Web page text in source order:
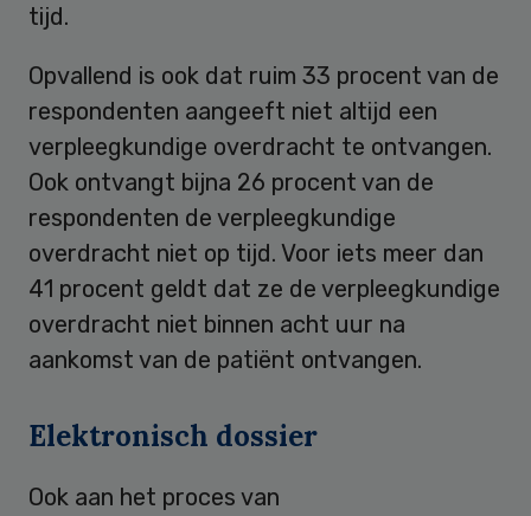
tijd.
Opvallend is ook dat ruim 33 procent van de
respondenten aangeeft niet altijd een
verpleegkundige overdracht te ontvangen.
Ook ontvangt bijna 26 procent van de
respondenten de verpleegkundige
overdracht niet op tijd. Voor iets meer dan
41 procent geldt dat ze de verpleegkundige
overdracht niet binnen acht uur na
aankomst van de patiënt ontvangen.
Elektronisch dossier
Ook aan het proces van